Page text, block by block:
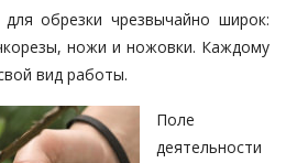
обрезки чрезвычайно широк:
ножи и ножовки. Каждому
вид работы.
Поле
деятельности